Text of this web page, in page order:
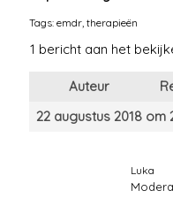
Tags:emdr ,therapieën
1 bericht aan het
Auteur
22 augustus 2018 om
Luka